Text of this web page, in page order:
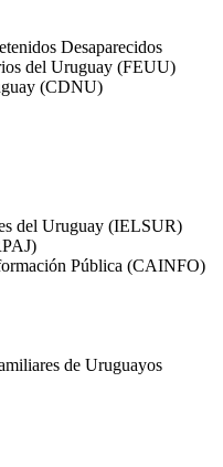
Desaparecidos
del Uruguay (FEUU)
(CDNU)
del Uruguay (IELSUR)
Pública (CAINFO)
de Uruguayos